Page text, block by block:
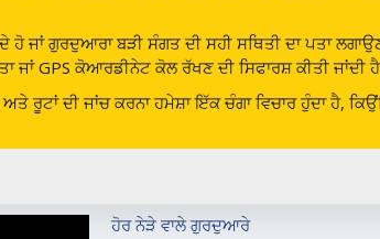
ਜਾਂ ਗੁਰਦੁਆਰਾ ਬੜੀ ਸੰਗਤ ਦੀ ਸਹੀ ਸਥਿਤੀ ਦਾ ਪਤਾ
GPS ਕੋਆਰਡੀਨੇਟ ਕੋਲ ਰੱਖਣ ਦੀ ਸਿਫਾਰਸ਼ ਕੀਤੀ ਜਾਂਦੀ
ਰੂਟਾਂ ਦੀ ਜਾਂਚ ਕਰਨਾ ਹਮੇਸ਼ਾ ਇੱਕ ਚੰਗਾ ਵਿਚਾਰ ਹੁੰਦਾ ਹੈ,
ਹੋਰ ਨੇੜੇ ਵਾਲੇ ਗੁਰਦੁਆਰੇ